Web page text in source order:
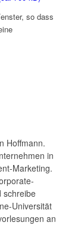
so dass
Hoffmann.
in
Marketing.
schreibe
Universität
an